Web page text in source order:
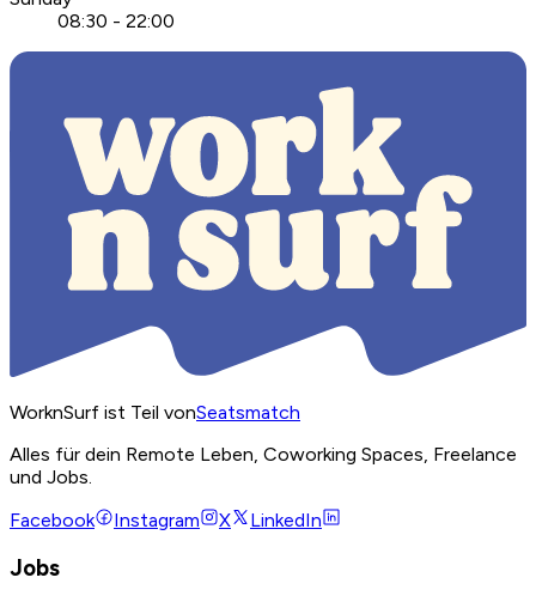
08:30 - 22:00
WorknSurf ist Teil vonSeatsmatch
Alles für dein Remote Leben, Coworking Spaces, Freelance
und Jobs.
Facebook
Instagram X LinkedIn
Jobs